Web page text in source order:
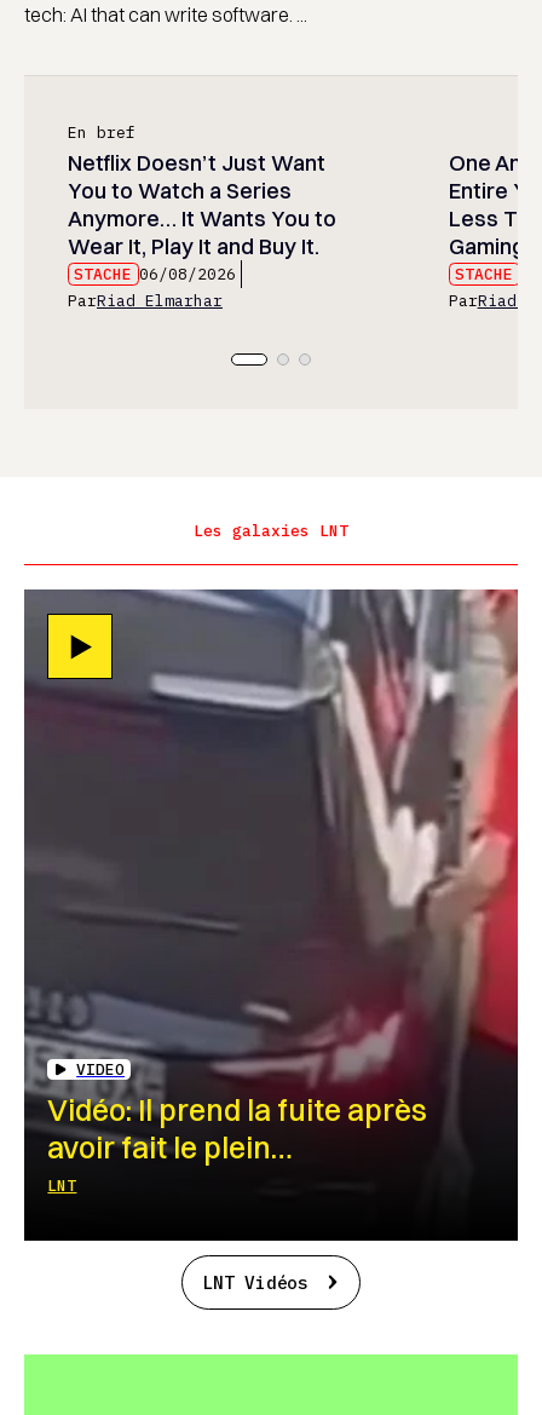
tech: AI that can write software. ...
En bref
Netflix Doesn’t Just Want
You to Watch a Series
Anymore… It Wants You to
Wear It, Play It and Buy It.
STACHE 06/08/2026
ParRiad Elmarhar
One
Entire
Less
Gaming
STACHE
ParRiad
Les galaxies LNT
VIDEO
Vidéo: Il prend la fuite après
avoir fait le plein…
LNT
LNT Vidéos